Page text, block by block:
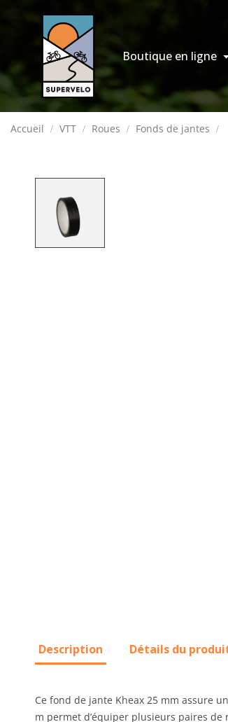
Boutique en ligne
Accueil VTT Roues Fonds de jantes
Description Détails du
Ce fond de jante Kheax 25 mm assure
m permet d’équiper plusieurs paires